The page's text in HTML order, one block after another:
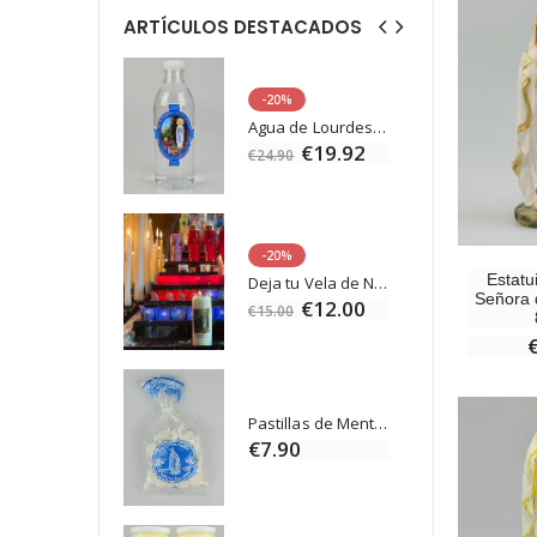
Señora
ARTÍCULOS DESTACADOS
-20%
Agua de Lourdes 1L
€24.90 €19.92
-20%
Deja tu Vela de Novena en Lourdes
€15.00 €12.00
Pastillas de Menta con Agua de Lourdes - 130 gramos
€7.90